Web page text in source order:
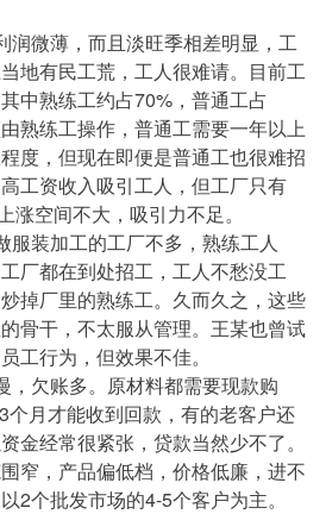
润微薄，而且淡旺季相差明显，工
地有民工荒，工人很难请。目前工
中熟练工约占70%，普通工占
熟练工操作，普通工需要一年以上
度，但现在即便是普通工也很难招
工资收入吸引工人，但工厂只有
涨空间不大，吸引力不足。
服装加工的工厂不多，熟练工人
厂都在到处招工，工人不愁没工
掉厂里的熟练工。久而久之，这些
骨干，不太服从管理。王某也曾试
工行为，但效果不佳。
，欠账多。原材料都需要现款购
个月才能收到回款，有的老客户还
金经常很紧张，贷款当然少不了。
窄，产品偏低档，价格低廉，进不
2个批发市场的4-5个客户为主。